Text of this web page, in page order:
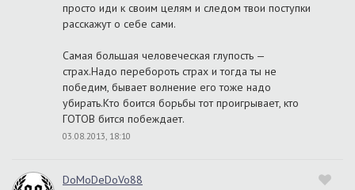
просто иди к своим целям и следом твои поступки
расскажут о себе сами.
Самая большая человеческая глупость —
страх.Надо перебороть страх и тогда ты не
победим, бывает волнение его тоже надо
убирать.Кто боится борьбы тот проигрывает, кто
ГОТОВ бится побеждает.
03.08.2013, 18:10
DoMoDeDoVo88